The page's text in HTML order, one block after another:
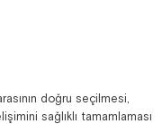
doğru seçilmesi,
sağlıklı tamamlaması